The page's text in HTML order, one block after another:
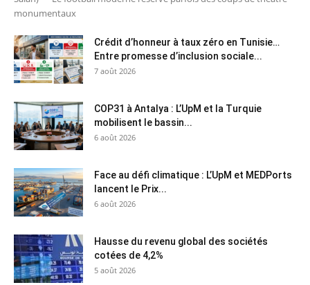
monumentaux
Crédit d’honneur à taux zéro en Tunisie…
Entre promesse d’inclusion sociale...
7 août 2026
COP31 à Antalya : L’UpM et la Turquie
mobilisent le bassin...
6 août 2026
Face au défi climatique : L’UpM et MEDPorts
lancent le Prix...
6 août 2026
Hausse du revenu global des sociétés
cotées de 4,2%
5 août 2026